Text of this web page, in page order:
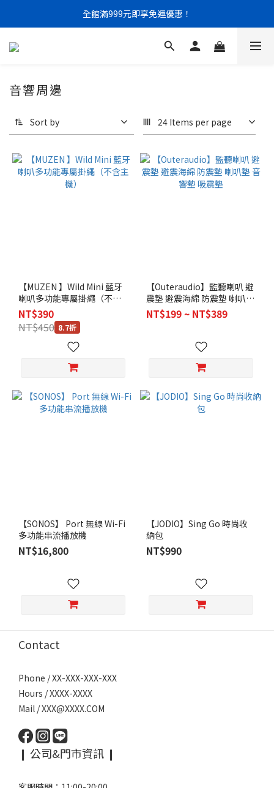
門市限定｜現金結帳不限金額 95 折
全館滿999元即享免運優惠！
門市限定｜現金結帳不限金額 95 折
音響周邊
Sort by 24 Items per page
【MUZEN 】Wild Mini 藍牙
喇叭多功能專屬掛繩（不含
主機）
NT$390
NT$450 8.7折
【Outeraudio】監聽喇叭 避
震墊 避震海綿 防震墊 喇叭墊
音響墊 吸震墊
NT$199 ~ NT$389
【SONOS】 Port 無線 Wi-Fi
多功能串流播放機
NT$16,800
【JODIO】Sing Go 時尚收
納包
NT$990
Contact
Phone / XX-XXX-XXX-XXX
Hours / XXXX-XXXX
Mail / XXX@XXXX.COM
❙ 公司&門市資訊 ❙